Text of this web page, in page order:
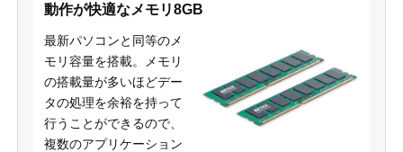
動作が快適なメモリ8GB
最新パソコンと同等のメ
モリ容量を搭載。メモリ
の搭載量が多いほどデー
タの処理を余裕を持って
行うことができるので、
複数のアプリケーション